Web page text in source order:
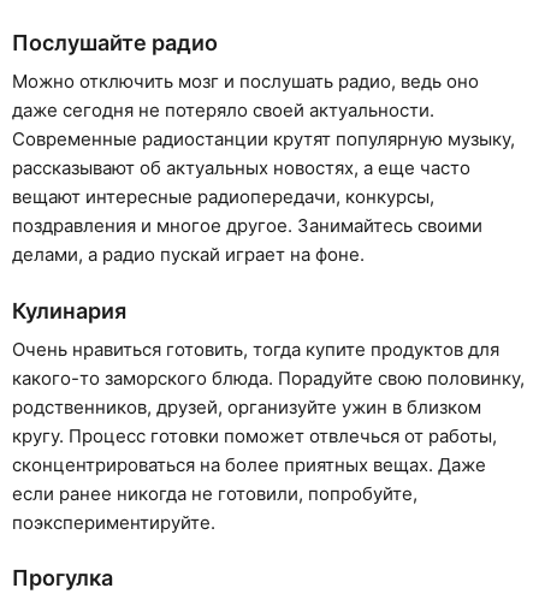
Послушайте радио
Можно отключить мозг и послушать радио, ведь оно
даже сегодня не потеряло своей актуальности.
Современные радиостанции крутят популярную музыку,
рассказывают об актуальных новостях, а еще часто
вещают интересные радиопередачи, конкурсы,
поздравления и многое другое. Занимайтесь своими
делами, а радио пускай играет на фоне.
Кулинария
Очень нравиться готовить, тогда купите продуктов для
какого-то заморского блюда. Порадуйте свою половинку,
родственников, друзей, организуйте ужин в близком
кругу. Процесс готовки поможет отвлечься от работы,
сконцентрироваться на более приятных вещах. Даже
если ранее никогда не готовили, попробуйте,
поэкспериментируйте.
Прогулка